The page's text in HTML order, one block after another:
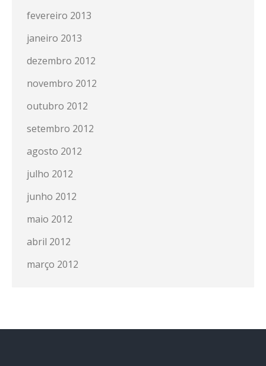
fevereiro 2013
janeiro 2013
dezembro 2012
novembro 2012
outubro 2012
setembro 2012
agosto 2012
julho 2012
junho 2012
maio 2012
abril 2012
março 2012